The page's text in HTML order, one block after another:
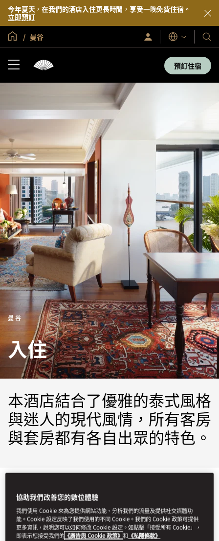
今年夏天，在我們的酒店入住更長時間，享受一晚免費住宿。
立即預訂
全球首頁
曼谷
登
入/
語
言
我
們
的
酒
預訂住宿
曼谷
入住
本酒店結合了優雅的泰式風格
與迷人的現代風情，所有客房
與套房都有各自出眾的特色。
協助我們改善您的數位體驗
我們使用 Cookie 來為您提供網站功能、分析我們的流量及提供社交媒體功
能。Cookie 設定反映了我們使用的不同 Cookie。我們的 Cookie 政策可提供
更多資訊，說明您可以如何修改 Cookie 設定。如點擊「接受所有 Cookie」，
即表示您接受我們的 《廣告與 Cookie 政策》 和 《私隱條款》